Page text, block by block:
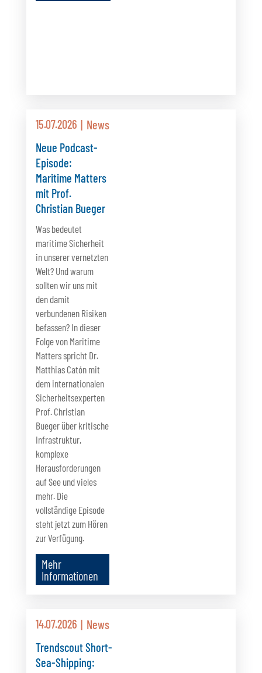
15.07.2026
News
Neue Podcast-
Episode:
Maritime Matters
mit Prof.
Christian Bueger
Was bedeutet
maritime Sicherheit
in unserer vernetzten
Welt? Und warum
sollten wir uns mit
den damit
verbundenen Risiken
befassen? In dieser
Folge von Maritime
Matters spricht Dr.
Matthias Catón mit
dem internationalen
Sicherheitsexperten
Prof. Christian
Bueger über kritische
Infrastruktur,
komplexe
Herausforderungen
auf See und vieles
mehr. Die
vollständige Episode
steht jetzt zum Hören
zur Verfügung.
Mehr
Informationen
14.07.2026
News
Trendscout Short-
Sea-Shipping: